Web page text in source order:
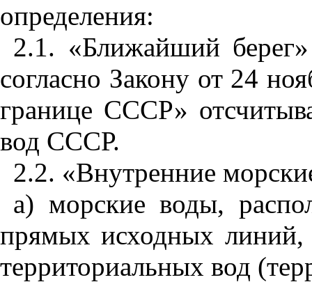
определения:
2.1. «Ближайший
согласно Закону от 24
границе СССР»
вод СССР.
2.2. «Внутренние
а) морские воды,
прямых исходных линий,
территориальных вод